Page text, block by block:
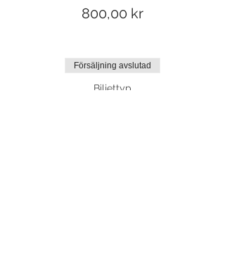
800,00 kr
Försäljning avslutad
Biljettyp